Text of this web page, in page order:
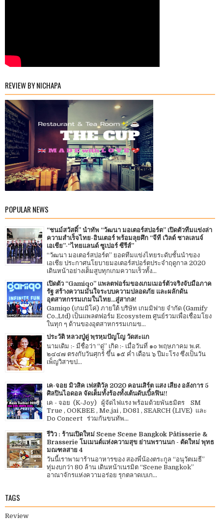
REVIEW BY NICHAPA
POPULAR NEWS
“ชนม์สวัสดิ์” นำทัพ “วัฒนา มอเตอร์สปอร์ต” เปิดตัวทีมแข่งล่า
ความสำเร็จไทย-อินเตอร์ พร้อมลุยศึก “จีที เวิลด์ ชาลเลนจ์
เอเชีย”-“ไทยแลนด์ ซูเปอร์ ซีรีส์”
“วัฒนา มอเตอร์สปอร์ต” ยอดทีมแข่งไทยระดับชั้นนำของ
เอเชีย ประกาศนโยบายมอเตอร์สปอร์ตประจำฤดูกาล 2020
เดินหน้าอย่างเต็มสูบทุกเกมความเร็วทั้ง...
เปิดตัว “Gamiqo” แพลตฟอร์มของเกมเมอร์ตัวจริงจับมือภาค
รัฐ สร้างความมั่นใจระบบความปลอดภัย และผลักดัน
อุตสาหกรรมเกมในไทย...สู่สากล!
Gamiqo (เกมมิโค่) ภายใต้ บริษัท เกมมิฟาย จำกัด (Gamify
Co.,Ltd) เป็นแพลตฟอร์ม Ecosystem ศูนย์รวมเพื่อเชื่อมโยง
ในทุก ๆ ด้านของอุตสาหกรรมเกมข...
ประวัติ หลวงปู่ดู่ พฺรหฺมปัญโญ วัดสะแก
นามเดิม :- มีชื่อว่า “ดู่” เกิด :- เมื่อวันที่ ๑๐ พฤษภาคม พ.ศ.
๒๔๔๗ ตรงกับวันศุกร์ ขึ้น ๑๕ ค่ำ เดือน ๖ ปีมะโรง ซึ่งเป็นวัน
เพ็ญวิสาขป...
เค-จอย มิวสิค เฟสติวัล 2020 คอนเสิร์ต แสง เสียง อลังการ 5
ศิลปินไอดอล จัดเต็มทั้งร้องทั้งเต้นดับเบิ้ลฟิน!!
เค - จอย (K-Joy) ผู้จัดไฟแรง พร้อมด้วยพันธมิตร SM
True , OOKBEE , Me.jai , DO81 , SEARCH (LIVE) และ
Do Concert ร่วมกันขนทัพ...
รีวิว : ร้านเปิดใหม่ Scene Scene Bangkok Pâtisserie &
Brasserie โมเมนต์แห่งความสุข ย่านพรานนก - ตัดใหม่ พุทธ
มณฑลสาย 4
วันนี้เราพามาร้านอาหารของ สองพี่น้องตระกูล “อนุวัตเมธี”
ทุ่มงบกว่า 80 ล้าน เดินหน้าเนรมิต “Scene Bangkok”
อาณาจักรแห่งความอร่อย รุกตลาดเบเก...
TAGS
Review